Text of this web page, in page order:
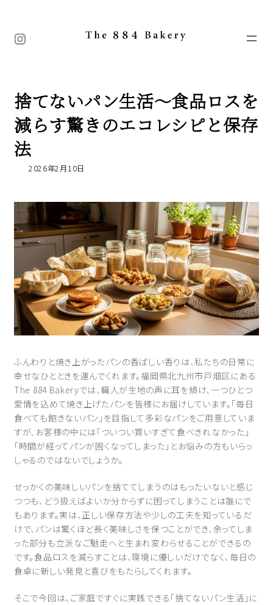
Instagram
捨てないパン生活～食品ロスを
減らす驚きのエコレシピと保存
法
2026年2月10日
ふんわりと焼き上がったパンの香ばしい香りは、私たちの日常に
幸せなひとときを運んでくれます。福岡県北九州市戸畑区にある
The 884 Bakeryでは、職人が生地の声に耳を傾け、一つひとつ
愛情を込めて焼き上げたパンを皆様にお届けしています。「毎日
食べても飽きないパン」を目指して多彩なパンをご用意していま
すが、お客様の中には「ついつい買いすぎて食べきれなかった」
「時間が経ってパンが固くなってしまった」とお悩みの方もいらっ
しゃるのではないでしょうか。
せっかくの美味しいパンを捨ててしまうのはもったいないと感じ
つつも、どう扱えばよいか分からずに困ってしまうことは誰にで
もあります。実は、正しい保存方法や少しの工夫を知っているだ
けで、パンは驚くほど長く美味しさを保つことができ、余ってしま
った部分も立派なご馳走へと生まれ変わらせることができるの
です。食品ロスを減らすことは、環境に優しいだけでなく、毎日の
食卓に新しい発見と喜びをもたらしてくれます。
そこで今回は、ご家庭ですぐに実践できる「捨てないパン生活」に